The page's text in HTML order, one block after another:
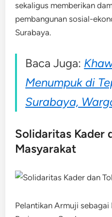
sekaligus memberikan
pembangunan sosial-
Surabaya.
Baca Juga:
Menumpuk di
Surabaya,
Solidaritas Kader
Masyarakat
Pelantikan Armuji sebagai